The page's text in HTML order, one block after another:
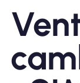
Acerca de